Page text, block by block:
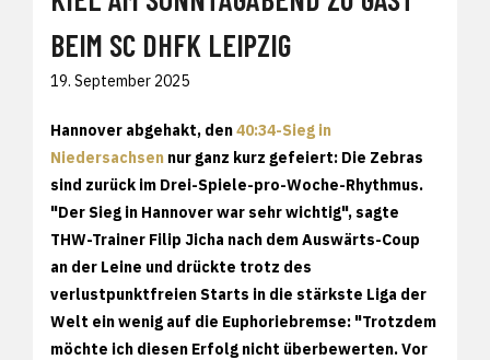
BEIM SC DHFK LEIPZIG
19. September 2025
Hannover abgehakt, den40:34-Sieg in
Niedersachsen nur ganz kurz gefeiert: Die Zebras
sind zurück im Drei-Spiele-pro-Woche-Rhythmus.
"Der Sieg in Hannover war sehr wichtig", sagte
THW-Trainer Filip Jicha nach dem Auswärts-Coup
an der Leine und drückte trotz des
verlustpunktfreien Starts in die stärkste Liga der
Welt ein wenig auf die Euphoriebremse: "Trotzdem
möchte ich diesen Erfolg nicht überbewerten. Vor